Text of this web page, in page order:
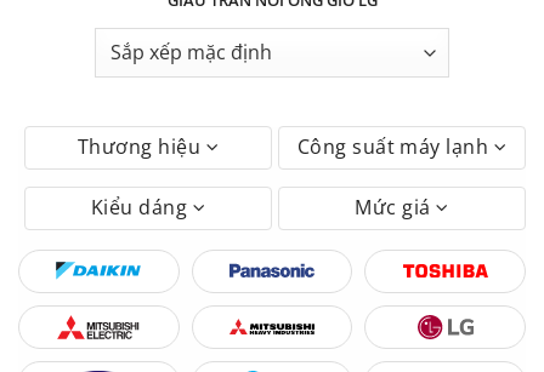
Thương hiệu Công suất máy lạnh
Kiểu dáng Mức giá